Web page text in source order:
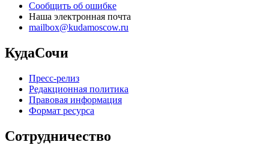
Сообщить об ошибке
Наша электронная почта
mailbox@kudamoscow.ru
КудаСочи
Пресс-релиз
Редакционная политика
Правовая информация
Формат ресурса
Сотрудничество